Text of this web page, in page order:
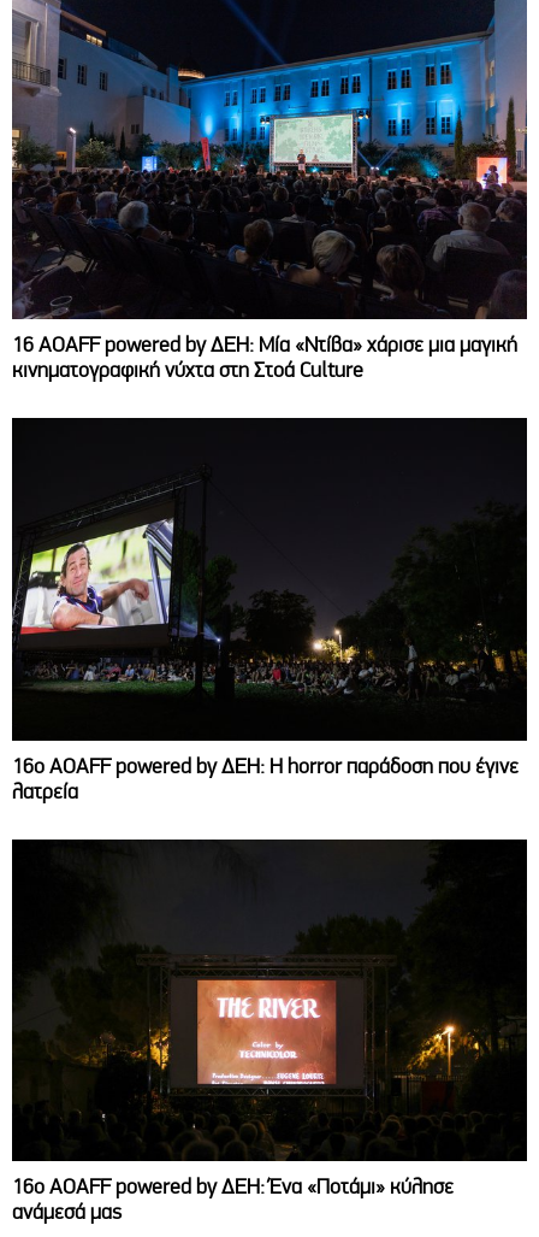
16 AOAFF powered by ΔΕΗ: Μία «Ντίβα» χάρισε μια μαγική
κινηματογραφική νύχτα στη Στοά Culture
16ο AOAFF powered by ΔΕΗ: Η horror παράδοση που έγινε
λατρεία
16ο AOAFF powered by ΔΕΗ: Ένα «Ποτάμι» κύλησε
ανάμεσά μας